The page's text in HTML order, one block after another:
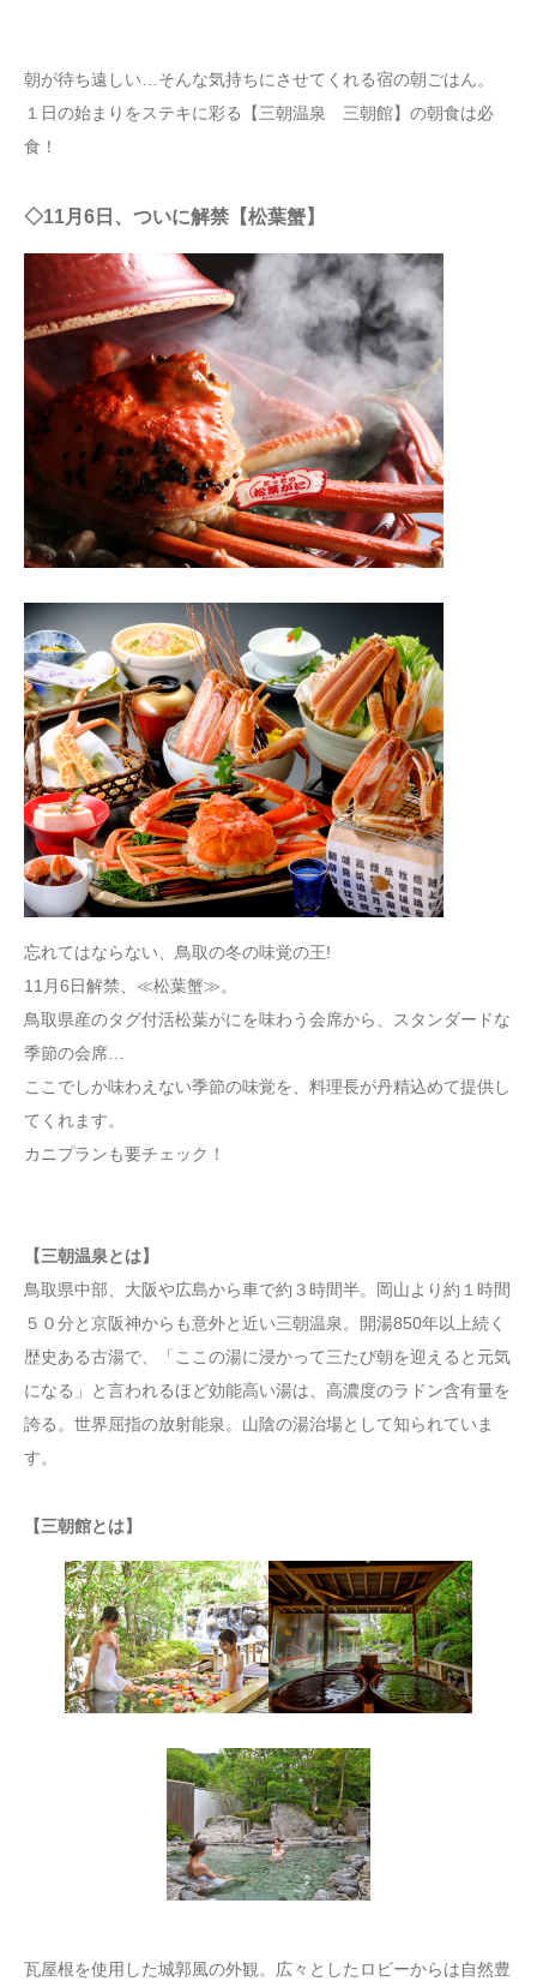
朝が待ち遠しい…そんな気持ちにさせてくれる宿の朝ごはん。
１日の始まりをステキに彩る【三朝温泉 三朝館】の朝食は必
食！
◇11月6日、ついに解禁【松葉蟹】
忘れてはならない、鳥取の冬の味覚の王!
11月6日解禁、≪松葉蟹≫。
鳥取県産のタグ付活松葉がにを味わう会席から、スタンダードな
季節の会席…
ここでしか味わえない季節の味覚を、料理長が丹精込めて提供し
てくれます。
カニプランも要チェック！
【三朝温泉とは】
鳥取県中部、大阪や広島から車で約３時間半。岡山より約１時間
５０分と京阪神からも意外と近い三朝温泉。開湯850年以上続く
歴史ある古湯で、「ここの湯に浸かって三たび朝を迎えると元気
になる」と言われるほど効能高い湯は、高濃度のラドン含有量を
誇る。世界屈指の放射能泉。山陰の湯治場として知られていま
す。
【三朝館とは】
瓦屋根を使用した城郭風の外観。広々としたロビーからは自然豊